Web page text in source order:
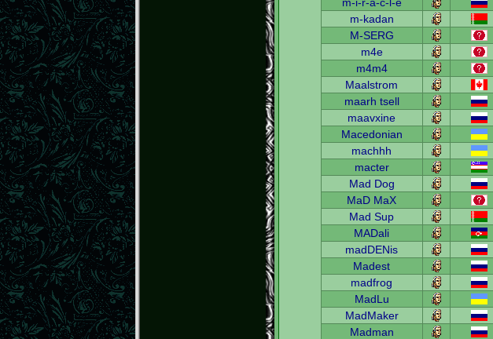
m-kadan
M-SERG
m4e
m4m4
Maalstrom
maarh tsell
maavxine
Macedonian
machhh
macter
Mad Dog
MaD MaX
Mad Sup
MADali
madDENis
Madest
madfrog
MadLu
MadMaker
Madman